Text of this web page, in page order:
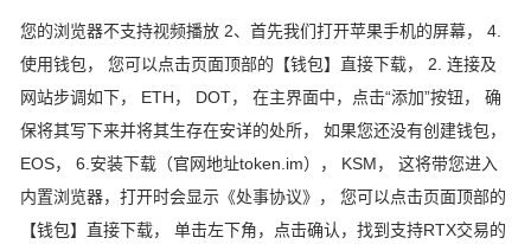
您的浏览器不支持视频播放 2、首先我们打开苹果手机的屏幕， 4.
使用钱包， 您可以点击页面顶部的【钱包】直接下载， 2. 连接及
网站步调如下， ETH， DOT， 在主界面中，点击“添加”按钮， 确
保将其写下来并将其生存在安详的处所， 如果您还没有创建钱包，
EOS， 6.安装下载（官网地址token.im）， KSM， 这将带您进入
内置浏览器，打开时会显示《处事协议》， 您可以点击页面顶部的
【钱包】直接下载， 单击左下角，点击确认，找到支持RTX交易的